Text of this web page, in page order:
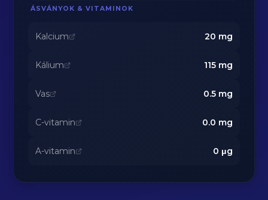
ÁSVÁNYOK & VITAMINOK
Kalcium 20 mg
Kálium 115mg
Vas 0.5mg
C-vitamin 0.0 mg
A-vitamin 0 μg